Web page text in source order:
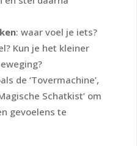
: waar voel je iets?
Kun je het kleiner
de ‘Tovermachine’,
Schatkist’ om
gevoelens te